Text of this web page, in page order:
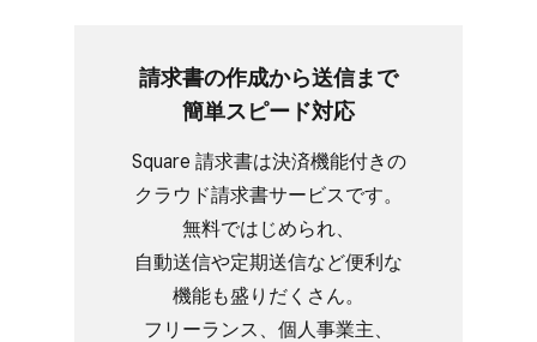
請求書の​作成から​送信まで​
簡単スピード対応
Square 請求書は​決済機能​付きの​
クラウド請求書サービスです。​
無料で​はじめられ、​
自動送信や定期送信など​便利な​
機能も​盛りだくさん。​
フリーランス、​個人事業主、​